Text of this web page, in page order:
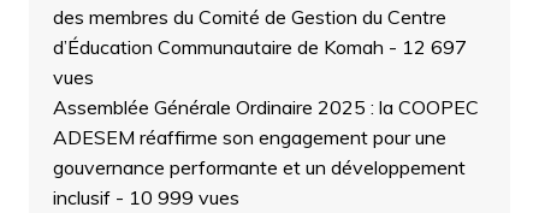
des membres du Comité de Gestion du Centre
d’Éducation Communautaire de Komah - 12 697
vues
Assemblée Générale Ordinaire 2025 : la COOPEC
ADESEM réaffirme son engagement pour une
gouvernance performante et un développement
inclusif- 10 999 vues